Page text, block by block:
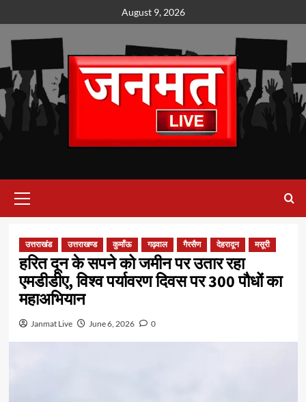
to
content
August 9, 2026
Menu
उत्तराखंड उत्तराखण्ड कुमाँऊ गढ़वाल गैरसैण देहरादून मसूरी
हरित दून के सपने को जमीन पर उतार रहा
एमडीडीए, विश्व पर्यावरण दिवस पर 300 पौधों का
महाअभियान
Janmat Live June 6, 2026 0